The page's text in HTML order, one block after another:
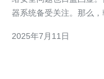
器系统备受关注。那么，
统在全球范围内享有一定
2025年7月11日